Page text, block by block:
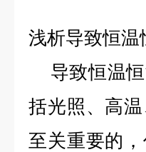
浅析导致恒温
导致恒温恒
括光照、高
至关重要的